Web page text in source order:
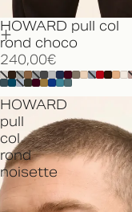
HOWARD pull col
rond choco
240,00€
HOWARD
pull
col
rond
noisette